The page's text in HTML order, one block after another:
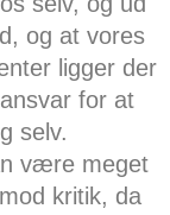
og at vores
ligger der
for at
selv.
være meget
kritik, da